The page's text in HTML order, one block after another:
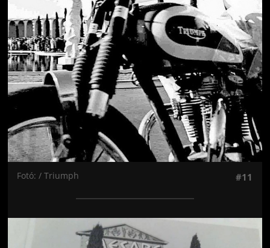
Fotó: / Triumph #11
Jön még kép!